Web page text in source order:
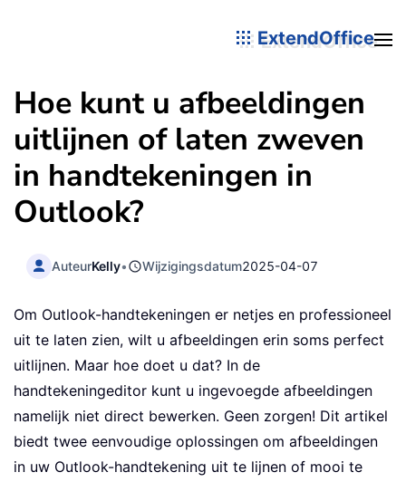
ExtendOffice
Hoe kunt u afbeeldingen
uitlijnen of laten zweven
in handtekeningen in
Outlook?
AuteurKelly• Wijzigingsdatum2025-04-07
Om Outlook-handtekeningen er netjes en professioneel
uit te laten zien, wilt u afbeeldingen erin soms perfect
uitlijnen. Maar hoe doet u dat? In de
handtekeningeditor kunt u ingevoegde afbeeldingen
namelijk niet direct bewerken. Geen zorgen! Dit artikel
biedt twee eenvoudige oplossingen om afbeeldingen
in uw Outlook-handtekening uit te lijnen of mooi te